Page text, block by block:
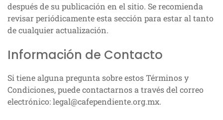
después de su publicación en el sitio. Se recomienda
revisar periódicamente esta sección para estar al tanto
de cualquier actualización.
Información de Contacto
Si tiene alguna pregunta sobre estos Términos y
Condiciones, puede contactarnos a través del correo
electrónico:legal@cafependiente.org.mx.